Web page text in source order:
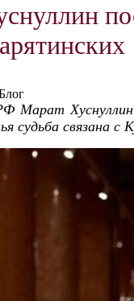
Марат
судьба связана с